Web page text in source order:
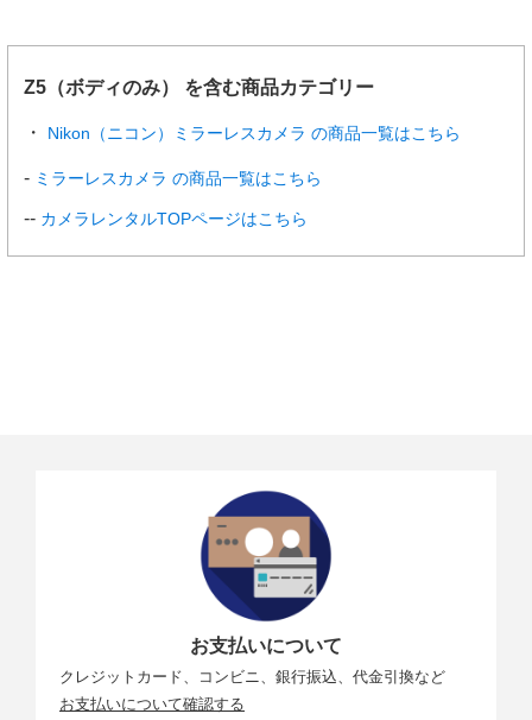
AEロック 輝度値ロック方式
ISO感度
ISO 100～51200(1/3、1/2ステップ)、
ISO 100に対し約0.3、0.5、0.7、1段(ISO 50相当)の減
感、
ISO 51200に対し約0.3、0.5、0.7、1段、2段(ISO 102
400相当)の増感、
感度自動制御が可能
ハイブリッドAF(位相差AF/コントラストAF)、AF補助
−3～19 EV(ローライトAF無効時：-2～19EV)
・オートフォーカス：シングルAFサーボ(AF-S)または
F)(動画モードのみ)、予測駆動フォーカスあり
・マニュアルフォーカス(M)：フォーカスエイド可能
Z5（ボディのみ） を含む商品カテゴリー
Nikon（ニコン）ミラーレスカメラ の商品一覧はこちら
ミラーレスカメラ の商品一覧はこちら
カメラレンタルTOPページはこちら
お支払いについて
クレジットカード、コンビニ、銀行振込、代金引換など
お支払いについて確認する